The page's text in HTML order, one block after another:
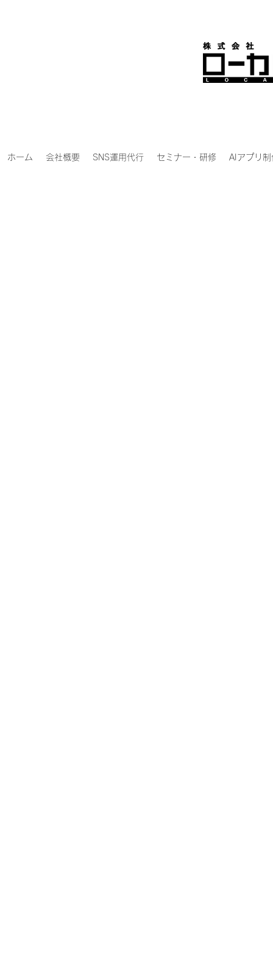
ホーム 会社概要 SNS運用代行 セミナー・研修 AIアプリ制